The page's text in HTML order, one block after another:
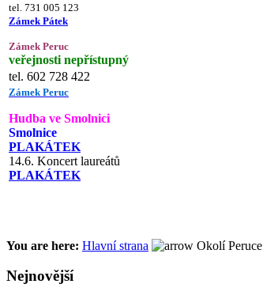
tel. 731 005 123
Zámek Pátek
Zámek Peruc
veřejnosti nepřístupný
tel. 602 728 422
Zámek Peruc
Hudba ve Smolnici
Smolnice
PLAKÁTEK
14.6. Koncert laureátů
PLAKÁTEK
You are here: Hlavní strana Okolí Peruce
Nejnovější